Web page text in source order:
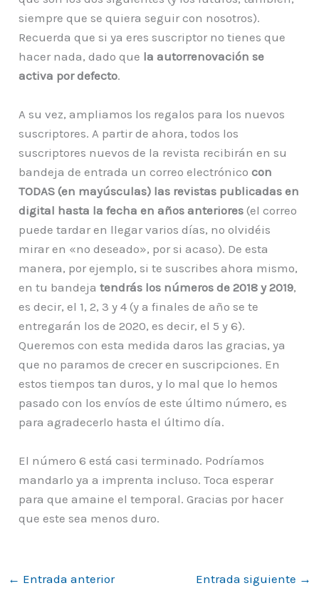
siempre que se quiera seguir con nosotros).
Recuerda que si ya eres suscriptor no tienes que
hacer nada, dado que la autorrenovación se
activa por defecto.
A su vez, ampliamos los regalos para los nuevos
suscriptores. A partir de ahora, todos los
suscriptores nuevos de la revista recibirán en su
bandeja de entrada un correo electrónicocon
TODAS (en mayúsculas) las revistas publicadas en
digital hasta la fecha en años anteriores(el correo
puede tardar en llegar varios días, no olvidéis
mirar en «no deseado», por si acaso). De esta
manera, por ejemplo, si te suscribes ahora mismo,
en tu bandeja tendrás los números de 2018 y 2019,
es decir, el 1, 2, 3 y 4 (y a finales de año se te
entregarán los de 2020, es decir, el 5 y 6).
Queremos con esta medida daros las gracias, ya
que no paramos de crecer en suscripciones. En
estos tiempos tan duros, y lo mal que lo hemos
pasado con los envíos de este último número, es
para agradecerlo hasta el último día.
El número 6 está casi terminado. Podríamos
mandarlo ya a imprenta incluso. Toca esperar
para que amaine el temporal. Gracias por hacer
que este sea menos duro.
← Entrada anterior Entrada siguiente →